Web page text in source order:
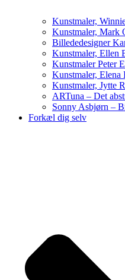
Kunstmaler,
Kunstmaler, Mark
Billededesigner
Kunstmaler, Ellen
Kunstmaler Peter
Kunstmaler, Elena
Kunstmaler, Jytte
ARTuna – Det
Sonny Asbjørn –
Forkæl dig selv